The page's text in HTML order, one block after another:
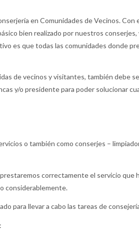
en Comunidades de Vecinos.
bien realizado por nuestros
es que todas las comunidades donde
de vecinos y visitantes, también debe
y/o presidente para poder solucionar
o también como conserjes –
correctamente el servicio que
considerablemente.
para llevar a cabo las tareas de
: